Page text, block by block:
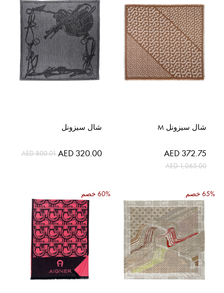
شال سيزونل M
السعر
AED 372.75
AED 1,065.00
شال سيزونل
السعر
AED 320.00
AED 800.01
65% خصم 60% خصم